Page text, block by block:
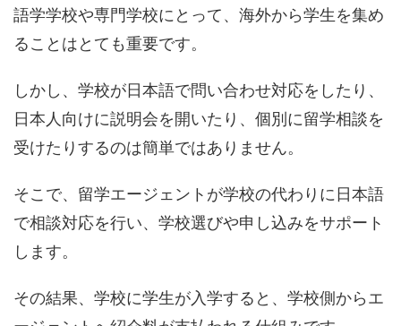
語学学校や専門学校にとって、海外から学生を集め
ることはとても重要です。
しかし、学校が日本語で問い合わせ対応をしたり、
日本人向けに説明会を開いたり、個別に留学相談を
受けたりするのは簡単ではありません。
そこで、留学エージェントが学校の代わりに日本語
で相談対応を行い、学校選びや申し込みをサポート
します。
その結果、学校に学生が入学すると、学校側からエ